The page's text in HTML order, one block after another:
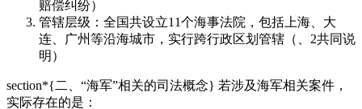
赔偿纠纷）
管辖层级：全国共设立11个海事法院，包括上海、大
连、广州等沿海城市，实行跨行政区划管辖（、2共同说
明）
section*{二、“海军”相关的司法概念} 若涉及海军相关案件，
实际存在的是：